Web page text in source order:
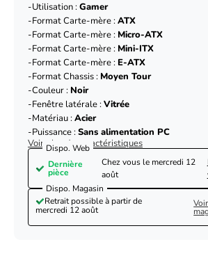
Utilisation :Gamer
Format Carte-mère :ATX
Format Carte-mère : Micro-ATX
Format Carte-mère : Mini-ITX
Format Carte-mère : E-ATX
Format Chassis : Moyen Tour
Couleur : Noir
Fenêtre latérale :Vitrée
Matériau :Acier
Puissance :Sans alimentation PC
Voir plus de caractéristiques
Dispo. Web
Dernière
pièce
Chez vous le mercredi 12
août
Dispo. Magasin
Retrait possible à partir de
mercredi 12 août